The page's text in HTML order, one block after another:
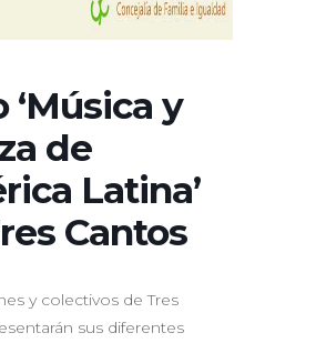
‘Música y
de
Latina’
Cantos
y colectivos de Tres
sus diferentes